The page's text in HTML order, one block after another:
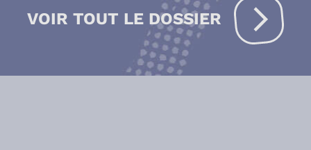
VOIR TOUT LE DOSSIER